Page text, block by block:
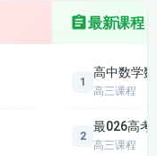
系，以及植物生长
种群密度的调查方
及应用。
演替和次生演
最新课程
1
高中数学
高三课程
2
最026高考
高三课程